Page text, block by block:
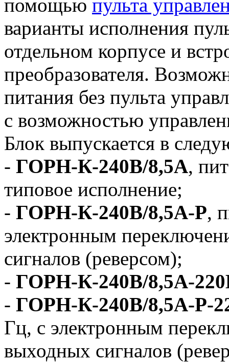
помощью пульта
варианты исполнения
отдельном корпусе и
преобразователя.
питания без пульта
с возможностью
Блок выпускается в
- ГОРН-К-240В/8,5А,
типовое исполнение;
- ГОРН-К-240В/8,5А-Р,
электронным
сигналов (реверсом);
- ГОРН-К-240В/8,5А-
- ГОРН-К-240В/8,5А-Р-
Гц, с электронным
выходных сигналов